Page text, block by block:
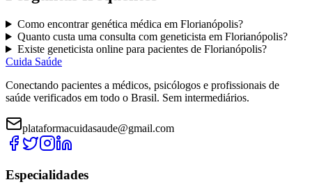
Como encontrar genética médica em Florianópolis?
Quanto custa uma consulta com geneticista em Florianópolis?
Existe geneticista online para pacientes de Florianópolis?
Cuida Saúde
Conectando pacientes a médicos, psicólogos e profissionais de
saúde verificados em todo o Brasil. Sem intermediários.
plataformacuidasaude@gmail.com
Especialidades